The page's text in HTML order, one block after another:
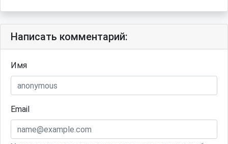
Написать комментарий:
Имя
Email